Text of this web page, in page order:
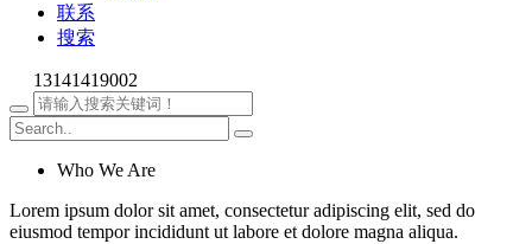
联系
搜索
13141419002
Who We Are
Lorem ipsum dolor sit amet, consectetur adipiscing elit, sed do
eiusmod tempor incididunt ut labore et dolore magna aliqua.